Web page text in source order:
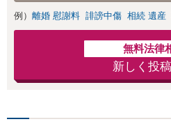
例） 離婚 慰謝料 誹謗中傷 相続 遺産
無料法律
新しく投